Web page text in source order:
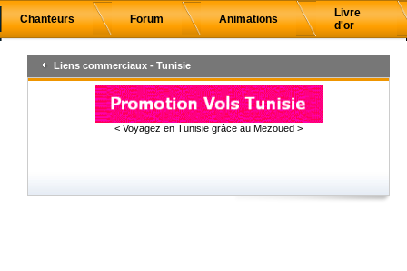
Chanteurs Forum Animations
Livre
d'or
Liens commerciaux - Tunisie
< Voyagez en Tunisie grâce au Mezoued >